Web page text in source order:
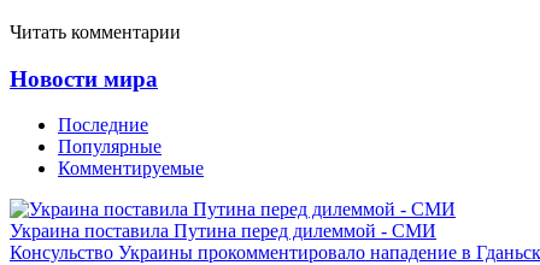
Читать комментарии
Новости мира
Последние
Популярные
Комментируемые
Украина поставила Путина перед дилеммой - СМИ
Консульство Украины прокомментировало нападение в